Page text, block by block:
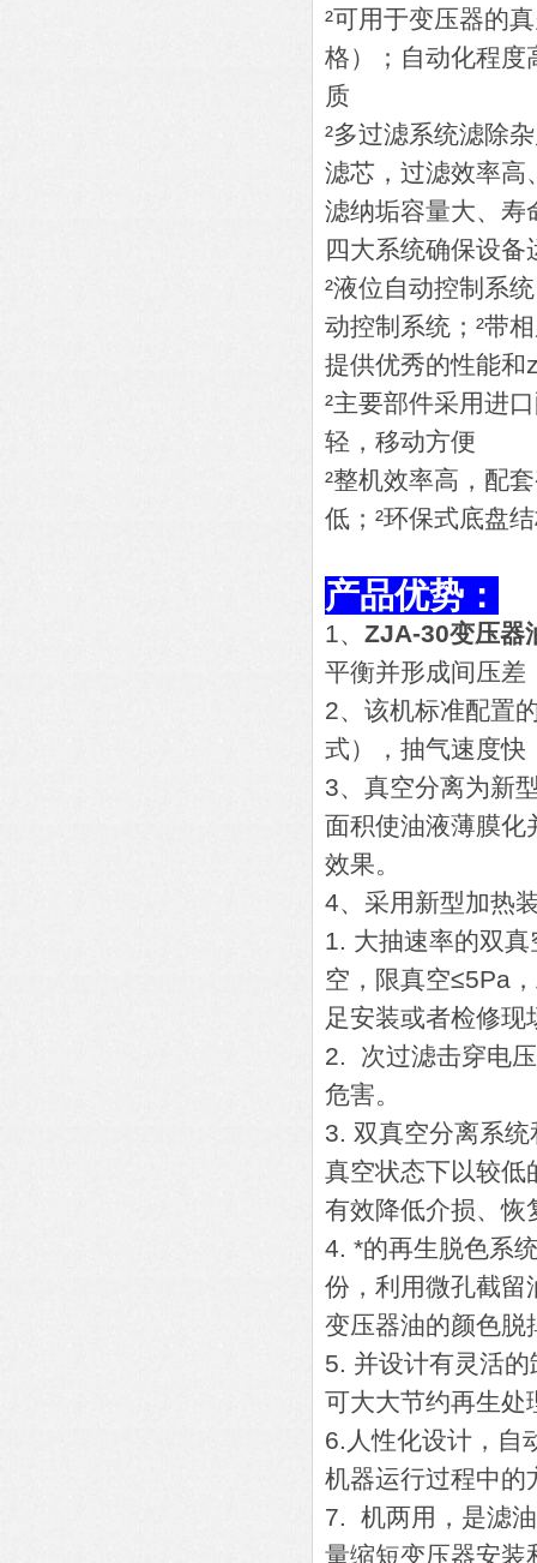
²可用于变压器的
格）；自动化程度
质
²多过滤系统滤除
滤芯，过滤效率高
滤纳垢容量大、寿
四大系统确保设备
²液位自动控制系
动控制系统；²带
提供优秀的性能和
²主要部件采用进
轻，移动方便
²整机效率高，配
低；²环保式底盘
产品优势：
1、 ZJA-30变压器
平衡并形成间压差
2、该机标准配置
式），抽气速度快
3、真空分离为新
面积使油液薄膜化
效果。
4、采用新型加热
1. 大抽速率的双
空，限真空≤5Pa
足安装或者检修
2. 次过滤击穿电
危害。
3. 双真空分离系
真空状态下以较低
有效降低介损、恢
4. *的再生脱色系
份，利用微孔截留
变压器油的颜色脱
5. 并设计有灵活
可大大节约再生处
6.人性化设计，自
机器运行过程中的
7. 机两用，是滤
量缩短变压器安装